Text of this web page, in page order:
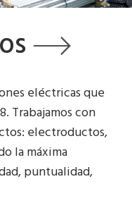
eléctricas que
Trabajamos con
electroductos,
la máxima
puntualidad,